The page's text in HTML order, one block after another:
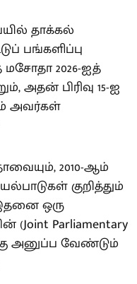
தாக்கல்
பங்களிப்பு
மசோதா 2026-ஐத்
அதன் பிரிவு 15-ஐ
அவர்கள்
2010-ஆம்
குறித்தும்
ஒரு
(Joint Parliamentary
அனுப்ப வேண்டும்